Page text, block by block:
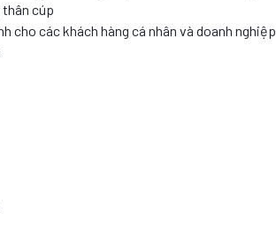
cúp
cho các khách hàng cá nhân và doanh nghiệp